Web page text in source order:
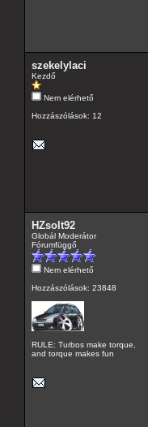
szekelylaci
Kezdő
Nem elérhető
Hozzászólások: 12
HZsolt92
Globál Moderátor
Fórumfüggő
Nem elérhető
Hozzászólások: 23848
RULE: Turbos make torque,
and torque makes fun